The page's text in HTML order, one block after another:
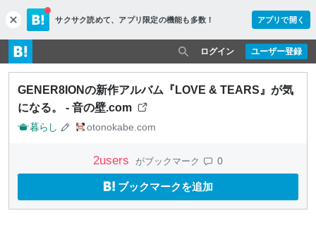
c
l
o
s
e
サクサク読めて、 アプリ限定の機能も多数！ アプリで開く
ユーザー登録
ログイン
GENER8IONの新作アルバム『LOVE & TEARS』が気
になる。 - 音の壁.com
暮らし otonokabe.com
2users がブックマーク 0
ブックマークを追加